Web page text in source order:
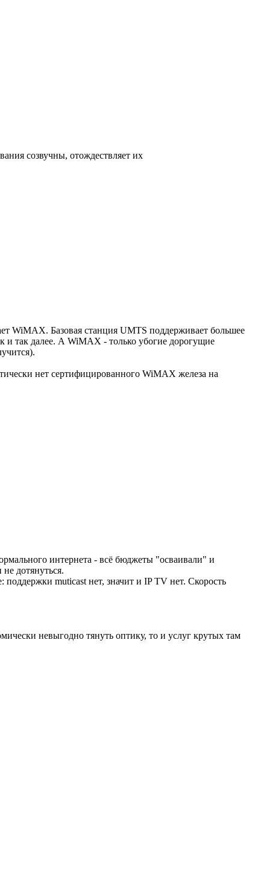
созвучны, отождествляет их
WiMAX. Базовая станция UMTS поддерживает большее
и так далее. А WiMAX - только убогие дорогущие
нет сертифицированного WiMAX железа на
интернета - всё бюджеты "осваивали" и
дотянуться.
muticast нет, значит и IP TV нет. Скорость
невыгодно тянуть оптику, то и услуг крутых там